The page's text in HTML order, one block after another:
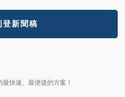
登新聞稿
快速、最便捷的方案！